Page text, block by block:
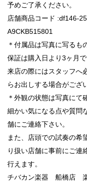
予めご了承ください。
店舗商品コード :df146-
A9CKB515801
＊付属品は写真に写るも
保証は購入日より3ヶ月で
来店の際にはスタッフへ
らお出しする場合がござ
＊外観の状態は写真にて
細かい気になる点や質問
舗にご連絡下さい。
また、店頭での試奏の希
り扱い店舗に事前にご連
行えます。
チバカン楽器 船橋店 楽